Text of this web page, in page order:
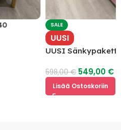
SALE
UUSI
UUSI
598,00€ 549,00 €
Lisää Ostoskoriin